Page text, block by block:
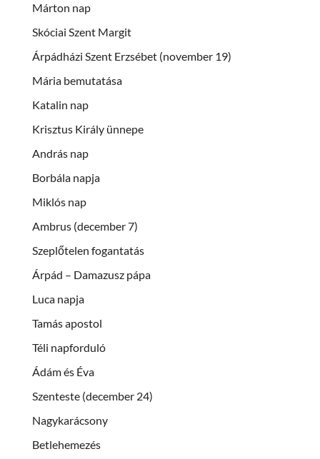
Márton nap
Skóciai Szent Margit
Árpádházi Szent Erzsébet (november 19)
Mária bemutatása
Katalin nap
Krisztus Király ünnepe
András nap
Borbála napja
Miklós nap
Ambrus (december 7)
Szeplőtelen fogantatás
Árpád – Damazusz pápa
Luca napja
Tamás apostol
Téli napforduló
Ádám és Éva
Szenteste (december 24)
Nagykarácsony
Betlehemezés